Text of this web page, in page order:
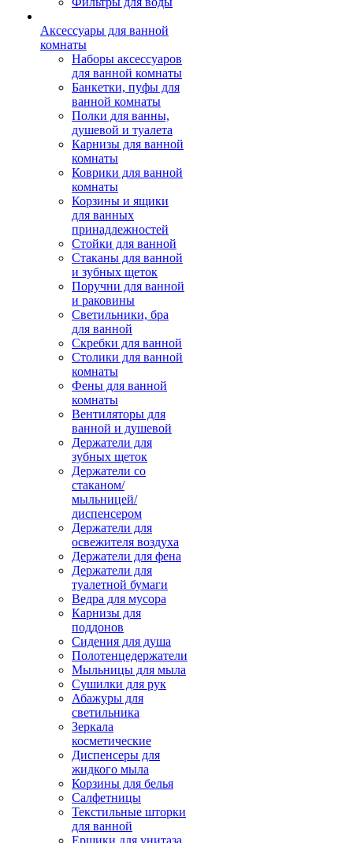
Аксессуары для ванной
комнаты
Наборы аксессуаров
для ванной комнаты
Банкетки, пуфы для
ванной комнаты
Полки для ванны,
душевой и туалета
Карнизы для ванной
комнаты
Коврики для ванной
комнаты
Корзины и ящики
для ванных
принадлежностей
Стойки для ванной
Стаканы для ванной
и зубных щеток
Поручни для ванной
и раковины
Светильники, бра
для ванной
Скребки для ванной
Столики для ванной
комнаты
Фены для ванной
комнаты
Вентиляторы для
ванной и душевой
Держатели для
зубных щеток
Держатели со
стаканом/
мыльницей/
диспенсером
Держатели для
освежителя воздуха
Держатели для фена
Держатели для
туалетной бумаги
Ведра для мусора
Карнизы для
поддонов
Сидения для душа
Полотенцедержатели
Мыльницы для мыла
Сушилки для рук
Абажуры для
светильника
Зеркала
косметические
Диспенсеры для
жидкого мыла
Корзины для белья
Салфетницы
Текстильные шторки
для ванной
Ершики для унитаза